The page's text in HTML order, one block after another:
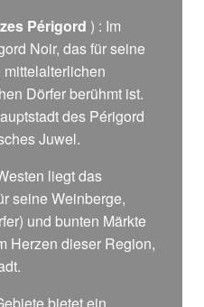
Périgord ) : Im
Noir, das für seine
Dörfer berühmt ist.
des Périgord
Juwel.
liegt das
seine Weinberge,
und bunten Märkte
Herzen dieser Region,